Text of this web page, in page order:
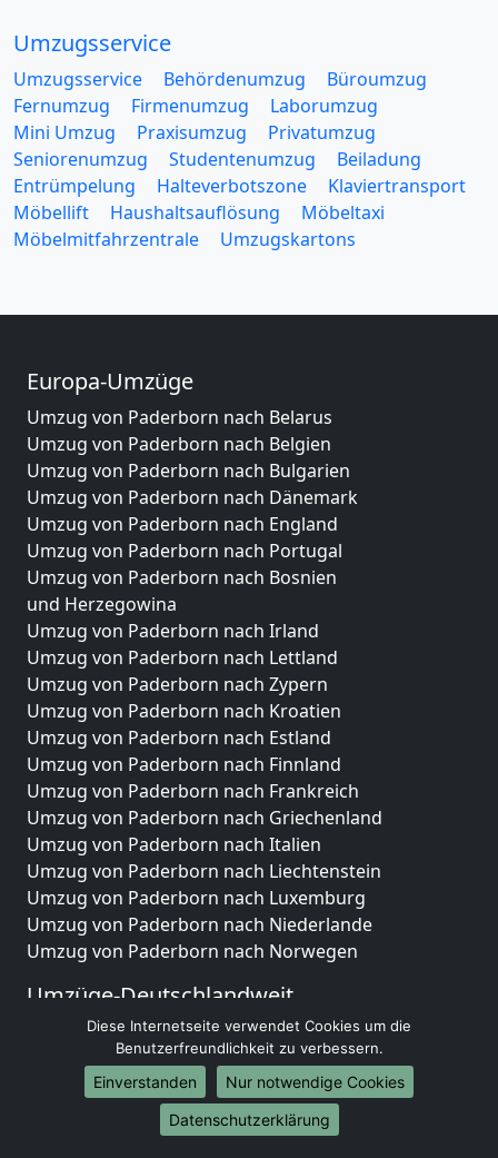
Umzugsservice
Umzugsservice Behördenumzug
Büroumzug
Fernumzug
Firmenumzug
Laborumzug
Mini Umzug
Praxisumzug
Privatumzug
Seniorenumzug
Studentenumzug
Beiladung
Entrümpelung
Halteverbotszone
Klaviertransport
Möbellift
Haushaltsauflösung
Möbeltaxi
Möbelmitfahrzentrale
Umzugskartons
Europa-Umzüge
Umzug von Paderborn nach Belarus
Umzug von Paderborn nach Belgien
Umzug von Paderborn nach Bulgarien
Umzug von Paderborn nach Dänemark
Umzug von Paderborn nach England
Umzug von Paderborn nach Portugal
Umzug von Paderborn nach Bosnien
und Herzegowina
Umzug von Paderborn nach Irland
Umzug von Paderborn nach Lettland
Umzug von Paderborn nach Zypern
Umzug von Paderborn nach Kroatien
Umzug von Paderborn nach Estland
Umzug von Paderborn nach Finnland
Umzug von Paderborn nach Frankreich
Umzug von Paderborn nach Griechenland
Umzug von Paderborn nach Italien
Umzug von Paderborn nach Liechtenstein
Umzug von Paderborn nach Luxemburg
Umzug von Paderborn nach Niederlande
Umzug von Paderborn nach Norwegen
Umzüge-Deutschlandweit
Umzug von Paderborn nach Berlin
Umzug von Paderborn nach Hamburg
Umzug von Paderborn nach München
Umzug von Paderborn nach Köln
Umzug von Paderborn nach Frankfurt am Main
Diese Internetseite verwendet Cookies um die
Benutzerfreundlichkeit zu verbessern.
Einverstanden
Nur notwendige Cookies
Datenschutzerklärung